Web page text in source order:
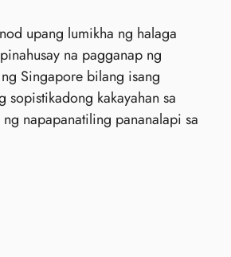
upang lumikha ng halaga
na pagganap ng
Singapore bilang isang
sopistikadong kakayahan sa
napapanatiling pananalapi sa